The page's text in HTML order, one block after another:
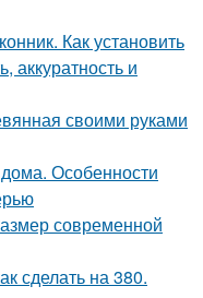
Как установить
аккуратность и
своими руками
Особенности
современной
сделать на 380.